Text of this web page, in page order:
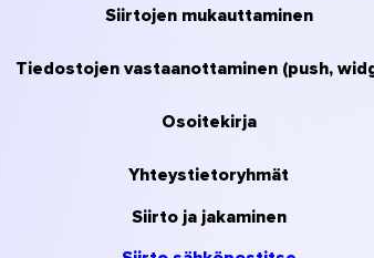
Siirtojen mukauttaminen
Tiedostojen vastaanottaminen (push,
Osoitekirja
Yhteystietoryhmät
Siirto ja jakaminen